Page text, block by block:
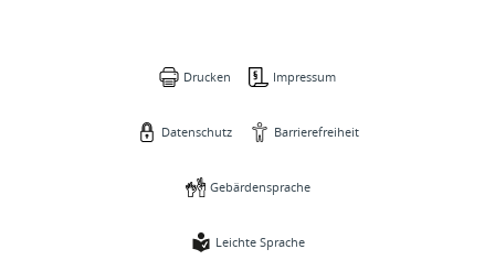
Drucken Impressum
Datenschutz Barrierefreiheit
Gebärdensprache
Leichte Sprache